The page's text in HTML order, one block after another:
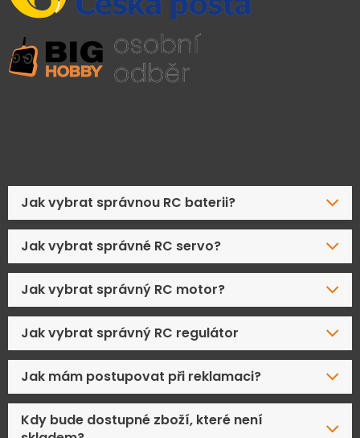
Jak vybrat správnou RC baterii?
Jak vybrat správné RC servo?
Jak vybrat správný RC motor?
Jak vybrat správný RC regulátor
Jak mám postupovat při reklamaci?
Kdy bude dostupné zboží, které není